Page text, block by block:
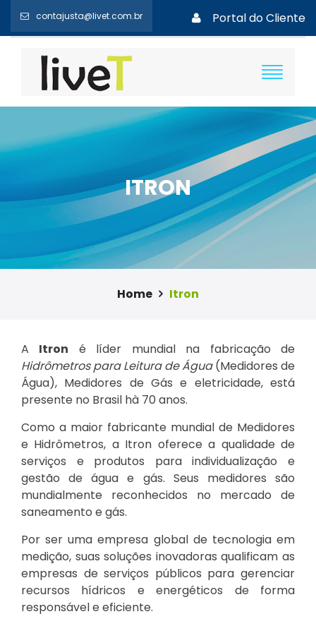
contajusta@livet.com.br Portal do Cliente
ITRON
Home Itron
A Itron é líder mundial na fabricação de
Hidrômetros para Leitura de Água(Medidores de
Água), Medidores de Gás e eletricidade, está
presente no Brasil hà 70 anos.
Como a maior fabricante mundial de Medidores
e Hidrômetros, a Itron oferece a qualidade de
serviços e produtos para individualização e
gestão de água e gás. Seus medidores são
mundialmente reconhecidos no mercado de
saneamento e gás.
Por ser uma empresa global de tecnologia em
medição, suas soluções inovadoras qualificam as
empresas de serviços públicos para gerenciar
recursos hídricos e energéticos de forma
responsável e eficiente.